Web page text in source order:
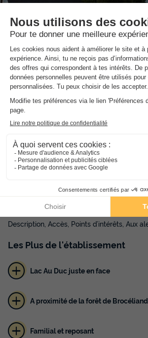
Camping de Brouel
Bretagne,Ambon
9.0
Du 25 sept. au 2 oct., 7 nuits, à partir de
Présentation de Camping
Description, Accès, Points d’intérêts, Aux
Les Plusde l'établissement
Lac Au Duc juste en face
A proximité de la forêt de
Familial et reposant